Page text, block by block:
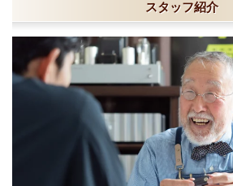
スタッフ紹介